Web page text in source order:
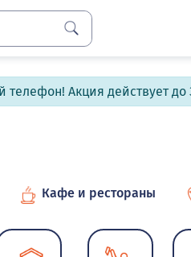
Акция действует до
Кафе и рестораны